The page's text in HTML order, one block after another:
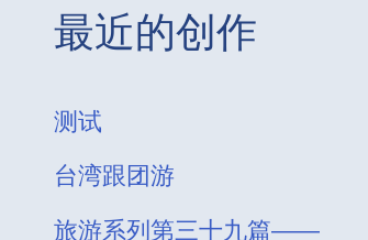
最近的创作
测试
台湾跟团游
旅游系列第三十九篇——